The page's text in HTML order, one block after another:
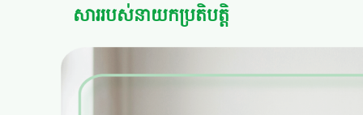
សាររបស់នាយកប្រតិបត្តិ